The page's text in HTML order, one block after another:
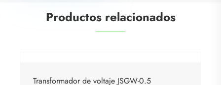
Productos relacionados
Transformador de voltaje JSGW-0.5